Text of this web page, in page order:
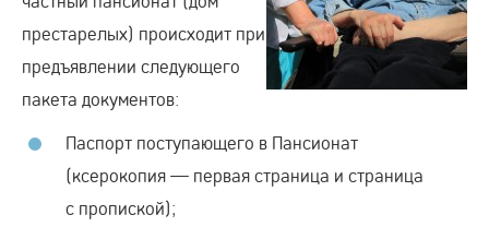
престарелых) происходит при
предъявлении следующего
пакета документов:
Паспорт поступающего в Пансионат
(ксерокопия — первая страница и страница
с пропиской);